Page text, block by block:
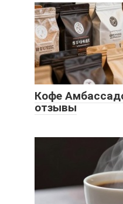
Кофе
отзывы